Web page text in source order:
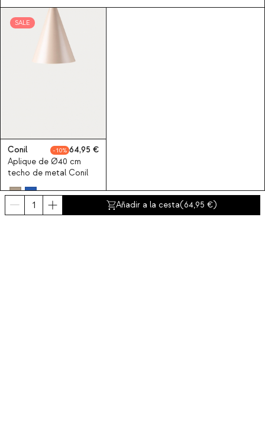
Añadir a la cesta(64,95 )
SALE
Conil 10
64,95
Aplique de Ø40 cm
techo de metal Conil